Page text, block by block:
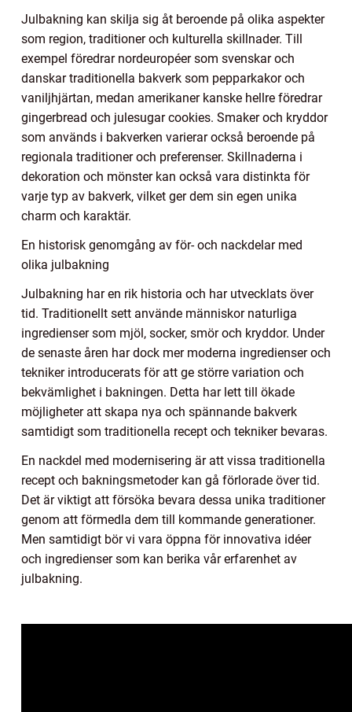
Julbakning kan skilja sig åt beroende på olika aspekter
som region, traditioner och kulturella skillnader. Till
exempel föredrar nordeuropéer som svenskar och
danskar traditionella bakverk som pepparkakor och
vaniljhjärtan, medan amerikaner kanske hellre föredrar
gingerbread och julesugar cookies. Smaker och kryddor
som används i bakverken varierar också beroende på
regionala traditioner och preferenser. Skillnaderna i
dekoration och mönster kan också vara distinkta för
varje typ av bakverk, vilket ger dem sin egen unika
charm och karaktär.
En historisk genomgång av för- och nackdelar med
olika julbakning
Julbakning har en rik historia och har utvecklats över
tid. Traditionellt sett använde människor naturliga
ingredienser som mjöl, socker, smör och kryddor. Under
de senaste åren har dock mer moderna ingredienser och
tekniker introducerats för att ge större variation och
bekvämlighet i bakningen. Detta har lett till ökade
möjligheter att skapa nya och spännande bakverk
samtidigt som traditionella recept och tekniker bevaras.
En nackdel med modernisering är att vissa traditionella
recept och bakningsmetoder kan gå förlorade över tid.
Det är viktigt att försöka bevara dessa unika traditioner
genom att förmedla dem till kommande generationer.
Men samtidigt bör vi vara öppna för innovativa idéer
och ingredienser som kan berika vår erfarenhet av
julbakning.